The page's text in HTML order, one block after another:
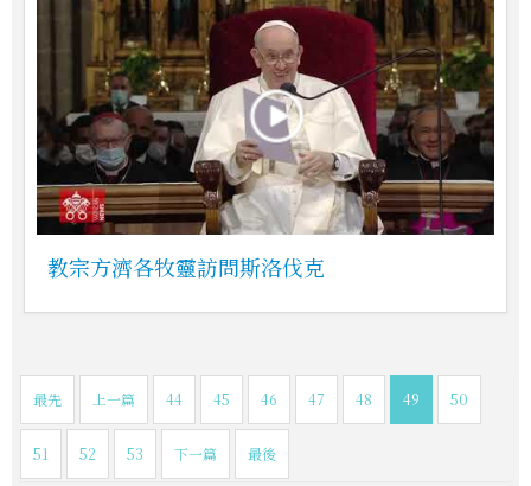
教宗方濟各牧靈訪問斯洛伐克
最先 上一篇 44 45 46 47 48 49 50
51 52 53 下一篇 最後